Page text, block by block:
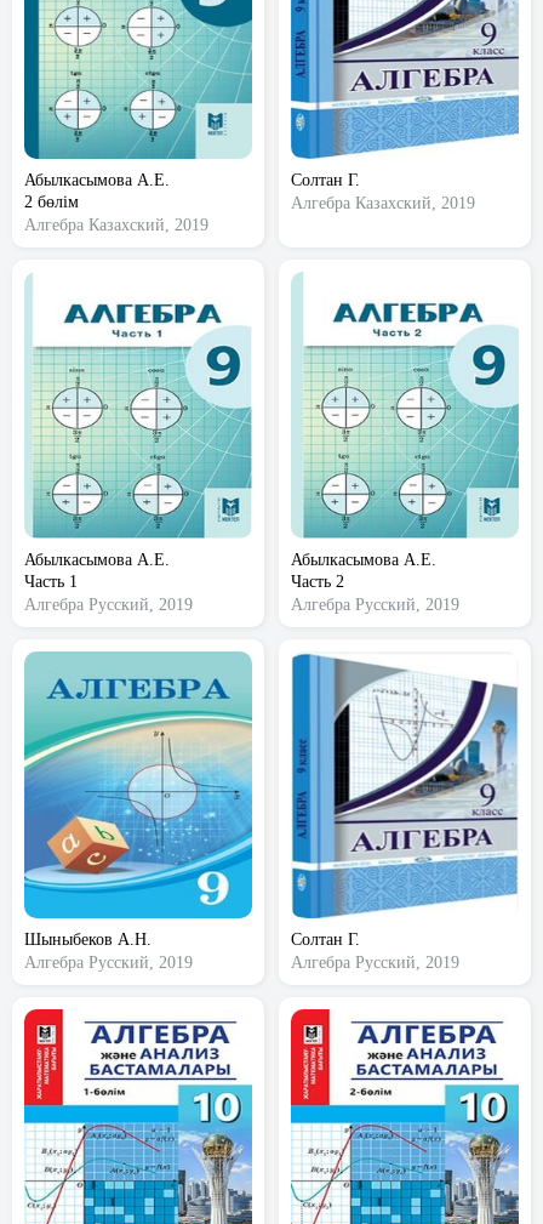
Абылкасымова А.Е.
2 бөлім
Алгебра Казахский, 2019
Солтан Г.
Алгебра Казахский, 2019
Абылкасымова А.Е.
Часть 1
Алгебра Русский, 2019
Абылкасымова А.Е.
Часть 2
Алгебра Русский, 2019
Шыныбеков А.Н.
Алгебра Русский, 2019
Солтан Г.
Алгебра Русский, 2019